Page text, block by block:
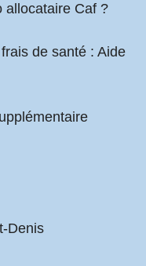
allocataire Caf ?
de santé : Aide
Denis